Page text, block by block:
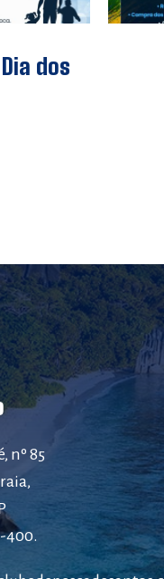
dos
nº 85
400.